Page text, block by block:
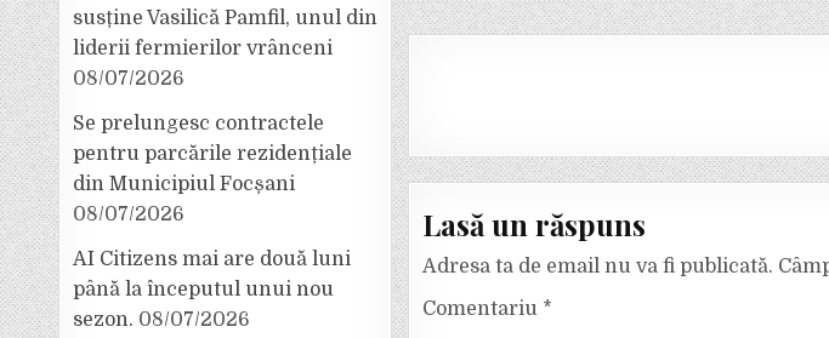
Lasă un răspuns
Adresa ta de email nu va fi publicată.
Comentariu *
susține Vasilică Pamfil, unul din
liderii fermierilor vrânceni
08/07/2026
Se prelungesc contractele
pentru parcările rezidențiale
din Municipiul Focșani
08/07/2026
AI Citizens mai are două luni
până la începutul unui nou
sezon. 08/07/2026